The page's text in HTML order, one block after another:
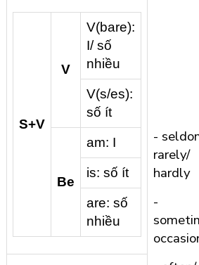
S+V
V
V(bare):
I/ số
nhiều
V(s/es):
số ít
Be
am: I
is: số ít
are: số
nhiều
-
rarely/
hardly
-